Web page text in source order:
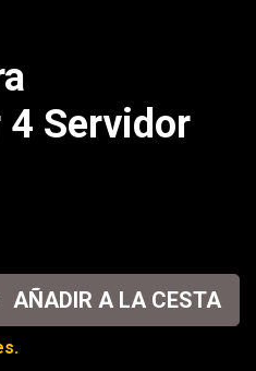
4 Servidor
AÑADIR A LA CESTA